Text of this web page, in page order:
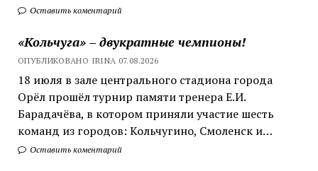
Оставить коментарий
«Кольчуга» – двукратные чемпионы!
ОПУБЛИКОВАНО IRINA 07.08.2026
18 июля в зале центрального стадиона города
Орёл прошёл турнир памяти тренера Е.И.
Барадачёва, в котором приняли участие шесть
команд из городов: Кольчугино, Смоленск и…
Оставить коментарий